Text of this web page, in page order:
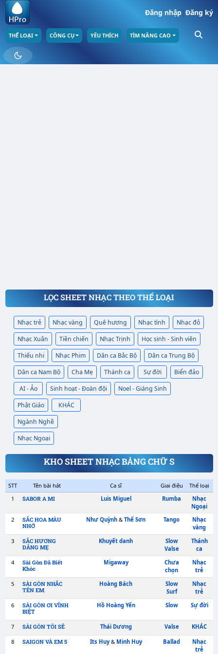
Đăng nhập|Đăng ký
THỂ LOẠI CÔNG CỤ YÊU THÍCH TÌM NÂNG CAO
LỌC SHEET NHẠC THEO THỂ LOẠI
Nhạc trẻ Nhạc vàng Quê hương Nhạc tình
Nhạc đỏ
Nhạc Xuân
Tiền chiến Nhạc Trịnh
Học sinh - Sinh viên
Thiếu nhi
Nhạc Phim Dân ca Bắc Bộ
Dân ca Trung Bộ
Dân ca Nam Bộ
Cha Mẹ Thánh ca Sự đời
Biển đảo
AI - Ảo
Sinh hoạt - Đoàn đội
Noel - Giáng Sinh
Phật Giáo
KHÁC
Ngành Nghề
Nhạc Ngoại
KHO SHEET NHẠC BẢNG CHỮ S
STT Tên bài hát
Giai
1
SABOR A MI Luis Miguel